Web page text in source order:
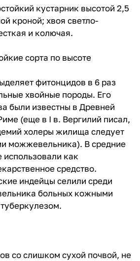
кустарник высотой 2,5
кроной; хвоя светло-
и колючая.
сорта по высоте
фитонцидов в 6 раз
хвойные породы. Его
были известны в Древней
(еще в I в. Вергилий писал,
холеры жилища следует
можжевельника). В средние
использовали как
средство.
индейцы селили среди
больных кожными
со слишком сухой почвой, не